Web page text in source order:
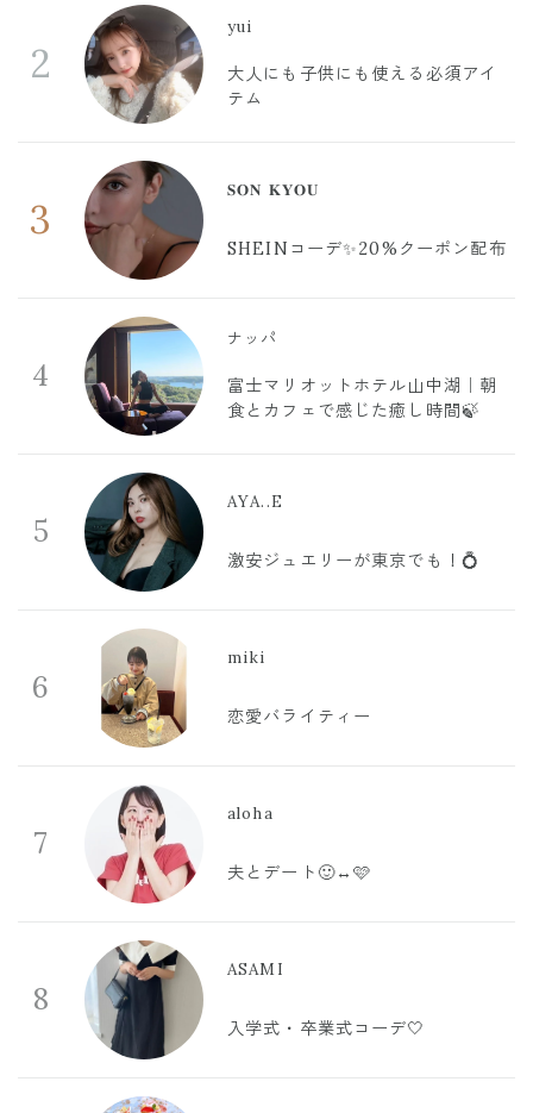
2
yui
大人にも子供にも使える必須アイ
テム
3
𝐒𝐎𝐍 𝐊𝐘𝐎𝐔
SHEINコーデ✨20%クーポン配布
4
ナッパ
富士マリオットホテル山中湖｜朝
食とカフェで感じた癒し時間🍃
5
AYA..E
激安ジュエリーが東京でも！💍
6
miki
恋愛バライティー
7
aloha
夫とデート🙂‍↔️🩷
8
ASAMI
入学式・卒業式コーデ🤍